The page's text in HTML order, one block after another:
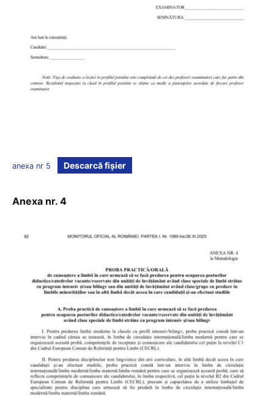
anexa nr 5 Descarcă fișier
Anexa nr. 4